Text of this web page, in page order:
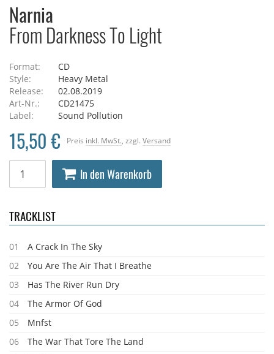
Narnia
From Darkness To Light
Format:
CD
Style:
Heavy Metal
Release:
02.08.2019
Art-Nr.:
CD21475
Label:
Sound Pollution
Preis inkl. MwSt. , zzgl. Versand
15,50 €
In den Warenkorb
TRACKLIST
01
A Crack In The Sky
02
You Are The Air That I Breathe
03
Has The River Run Dry
04
The Armor Of God
05
Mnfst
06
The War That Tore The Land